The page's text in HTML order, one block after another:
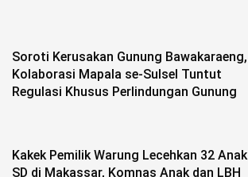
Soroti Kerusakan Gunung Bawakaraeng,
Kolaborasi Mapala se-Sulsel Tuntut
Regulasi Khusus Perlindungan Gunung
Kakek Pemilik Warung Lecehkan 32 Anak
SD di Makassar, Komnas Anak dan LBH